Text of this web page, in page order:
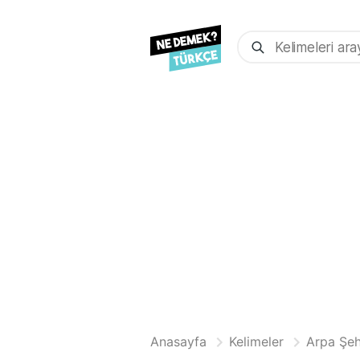
Anasayfa Kelimeler Arpa